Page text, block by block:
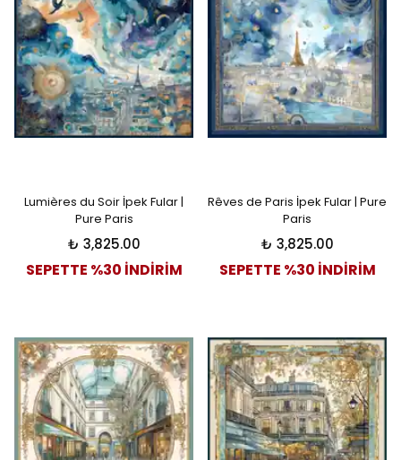
Lumières du Soir İpek Fular |
Pure Paris
₺ 3,825.00
SEPETTE %30 İNDİRİM
Rêves de Paris İpek Fular | Pure
Paris
₺ 3,825.00
SEPETTE %30 İNDİRİM